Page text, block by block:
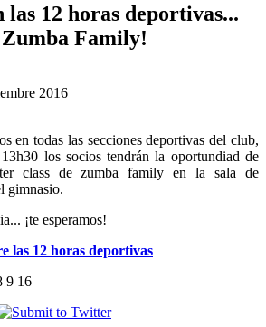
las 12 horas deportivas...
Zumba Family!
2016
en todas las secciones deportivas del club,
los socios tendrán la oportundiad de
class de zumba family en la sala de
gimnasio.
¡te esperamos!
las 12 horas deportivas